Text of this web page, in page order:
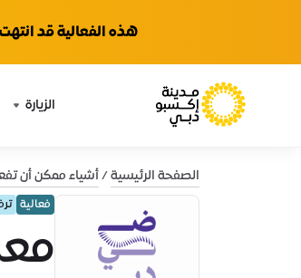
هذه الفعالية قد انتهت
الزيارة
الصفحة الرئيسية أشياء ممكن أن
فعالية